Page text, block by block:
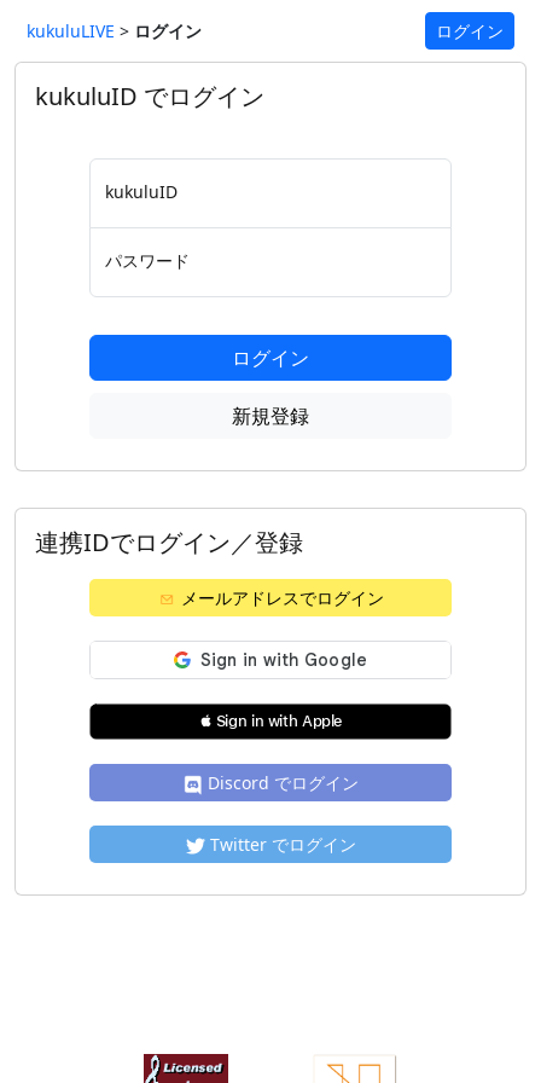
kukuluLIVE > ログイン ログイン
kukuluID でログイン
kukuluID
パスワード
ログイン
新規登録
連携IDでログイン／登録
メールアドレスでログイン
 Sign in with Apple
Discord でログイン
Twitter でログイン